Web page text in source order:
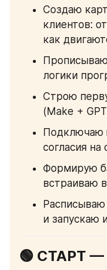
Создаю
клиентов:
как
логики
Строю
(Make +
Подключаю
согласия на
Формирую
встраиваю
и запускаю
🟢 СТАРТ —